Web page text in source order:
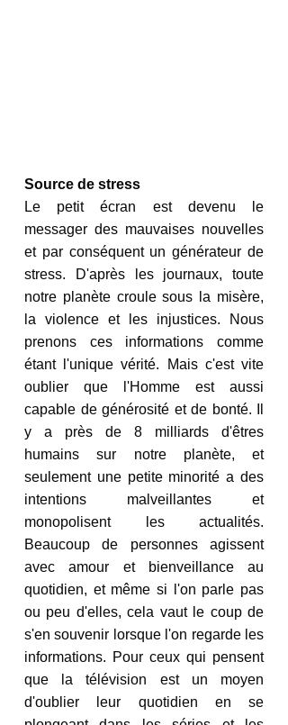
Source de stress
Le petit écran est devenu le
messager des mauvaises nouvelles
et par conséquent un générateur de
stress. D'après les journaux, toute
notre planète croule sous la misère,
la violence et les injustices. Nous
prenons ces informations comme
étant l'unique vérité. Mais c'est vite
oublier que l'Homme est aussi
capable de générosité et de bonté. Il
y a près de 8 milliards d'êtres
humains sur notre planète, et
seulement une petite minorité a des
intentions malveillantes et
monopolisent les actualités.
Beaucoup de personnes agissent
avec amour et bienveillance au
quotidien, et même si l'on parle pas
ou peu d'elles, cela vaut le coup de
s'en souvenir lorsque l'on regarde les
informations. Pour ceux qui pensent
que la télévision est un moyen
d'oublier leur quotidien en se